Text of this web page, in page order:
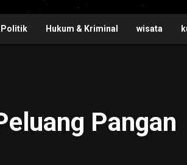
Politik Hukum & Kriminal wisata
Pangan